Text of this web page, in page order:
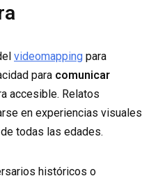
videomapping para
para comunicar
accesible. Relatos
en experiencias visuales
todas las edades.
históricos o